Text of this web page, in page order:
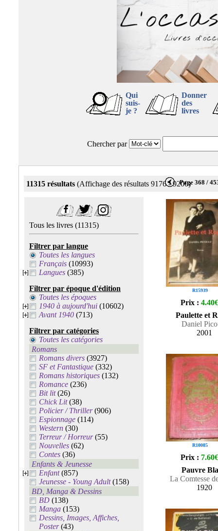
Qui
suis-
je ?
Donner
des
livres
Chercher par
11315 résultats (Affichage des résultats 9176 - 9200)Page 368 /
Tous les livres (11315)
Filtrer par langue
Toutes les langues
Français (10993)
Langues (385)
Filtrer par époque d'édition
Toutes les époques
1940 à aujourd'hui (10602)
Avant 1940 (713)
Filtrer par catégories
Toutes les catégories
Romans
Romans divers (3927)
SF et Fantastique (332)
Romans historiques (132)
Romance (236)
Bit lit(26)
Chick Lit(38)
Policier / Thriller(906)
Espionnage (114)
Western (30)
Terreur / Horreur(55)
Nouvelles (62)
Contes (36)
Enfants & Jeunesse
Enfant(857)
Jeunesse - Young Adult(158)
BD, Manga & Dessins
BD (138)
Manga (153)
Dessins, Images, Affiches,
Poster(43)
R15939
Prix : 4.40€
Paulette et
Daniel
2001
R10085
Prix : 7.60€
Pauvre
La Comtesse
1920